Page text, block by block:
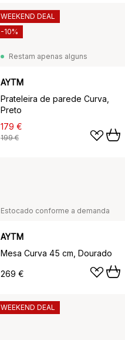
Restam apenas alguns
AYTM
Prateleira de parede Curva,
Preto
179 €
199 €
WEEKEND DEAL
-10%
Estocado conforme a demanda
AYTM
Mesa Curva 45 cm, Dourado
269 €
WEEKEND DEAL